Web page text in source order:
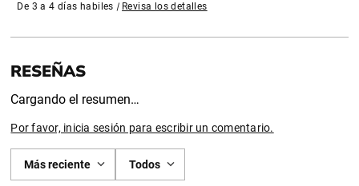
De 3 a 4 días habiles | Revisa los detalles
Cargando el resumen…
Por favor, inicia sesión para escribir un comentario.
Más reciente Todos